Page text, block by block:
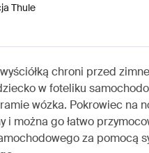
Thule
chroni przed
w foteliku
wózka. Pokrowiec na
i można go łatwo
za pomocą